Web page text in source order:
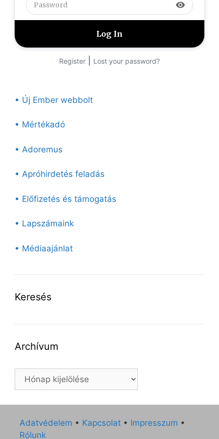
visibility
Register Lost your password?
• Új Ember webbolt
• Mértékadó
• Adoremus
• Apróhirdetés feladás
• Előfizetés és támogatás
• Lapszámaink
• Médiaajánlat
Keresés
Archívum
Archívum
Adatvédelem • Kapcsolat • Impresszum •
Rólunk